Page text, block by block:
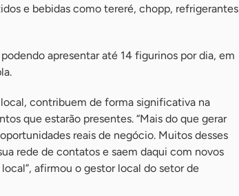
e bebidas como tereré, chopp, refrigerantes
apresentar até 14 figurinos por dia, em
contribuem de forma significativa na
que estarão presentes. “Mais do que gerar
reais de negócio. Muitos desses
rede de contatos e saem daqui com novos
afirmou o gestor local do setor de